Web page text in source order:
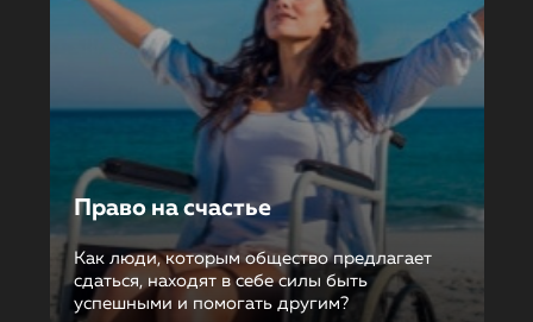
Право на счастье
Как люди, которым общество предлагает
сдаться, находят в себе силы быть
успешными и помогать другим?